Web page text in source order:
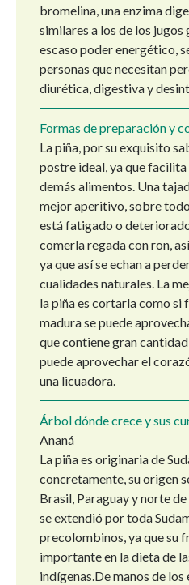
bromelina, una enzima
similares a los de los
escaso poder energético,
personas que necesitan
diurética, digestiva y
Formas de preparación y
La piña, por su exquisito
postre ideal, ya que
demás alimentos. Una
mejor aperitivo, sobre
está fatigado o
comerla regada con ron,
ya que así se echan a
cualidades naturales. La
la piña es cortarla como si
madura se puede
que contiene gran
puede aprovechar el
una licuadora.
Árbol dónde crece y sus
Ananá
La piña es originaria de
concretamente, su origen
Brasil, Paraguay y norte
se extendió por toda
precolombinos, ya que su
importante en la dieta de
indígenas.De manos de los